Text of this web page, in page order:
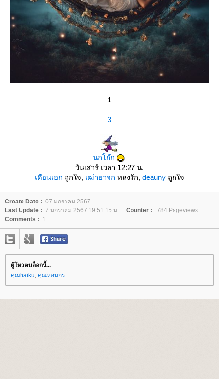
1
3
นกโก๊ก
วันเสาร์ เวลา 12:27 น.
เดือนเอก ถูกใจ, เฒ่ายาจก หลงรัก, deauny ถูกใจ
Create Date : 07 มกราคม 2567
Last Update : 7 มกราคม 2567 19:51:15 น. Counter :
784 Pageviews.
Comments :
1
ผู้โหวตบล็อกนี้...
คุณhaiku, คุณหอมกร